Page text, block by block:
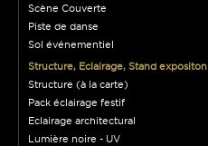
Scène Couverte
Piste de danse
Sol événementiel
Structure, Eclairage, Stand expositon
Structure (à la carte)
Pack éclairage festif
Eclairage architectural
Lumière noire - UV